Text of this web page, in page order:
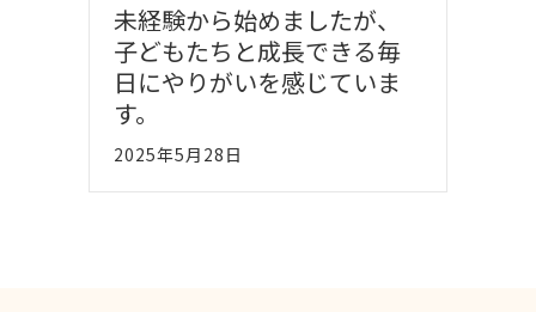
未経験から始めましたが、
子どもたちと成長できる毎
日にやりがいを感じていま
す。
2025年5月28日